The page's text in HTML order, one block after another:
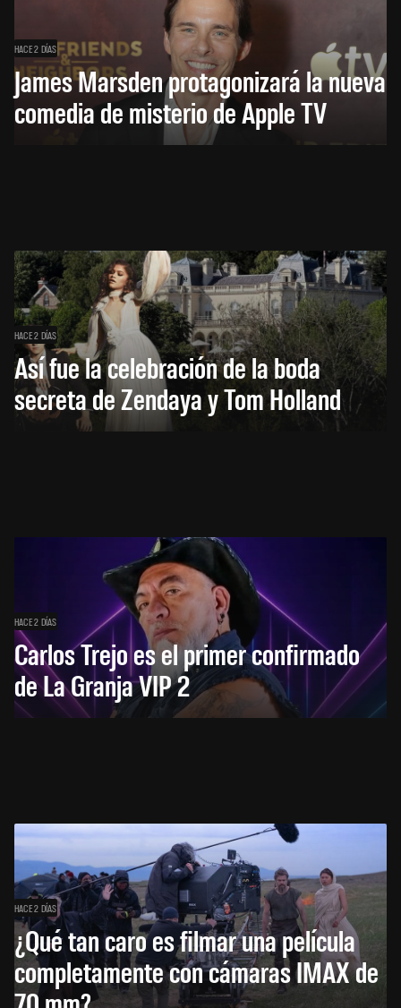
HACE 2 DÍAS
James Marsden protagonizará la nueva
comedia de misterio de Apple TV
HACE 2 DÍAS
Así fue la celebración de la boda
secreta de Zendaya y Tom Holland
HACE 2 DÍAS
Carlos Trejo es el primer confirmado
de La Granja VIP 2
HACE 2 DÍAS
¿Qué tan caro es filmar una película
completamente con cámaras IMAX de